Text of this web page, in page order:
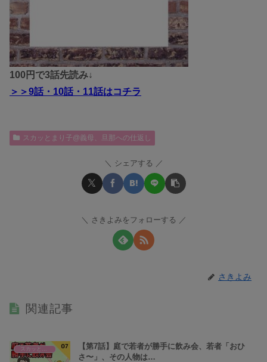
100円で3話先読み↓
＞＞9話・10話・11話はコチラ
スカッとまり子@義母、旦那への仕返し
シェアする
さきよみをフォローする
さきよみ
関連記事
スカッとまり子@義母、旦那への仕返し
【第7話】庭で若者が勝手に飲み会、若者「おひ
さ〜」、その人物は…